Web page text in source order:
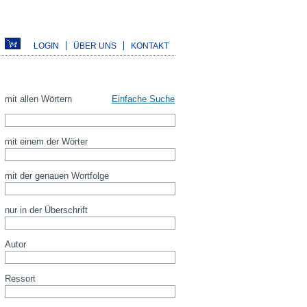
LOGIN ÜBER UNS KONTAKT
mit allen Wörtern Einfache Suche
mit einem der Wörter
mit der genauen Wortfolge
nur in der Überschrift
Autor
Ressort